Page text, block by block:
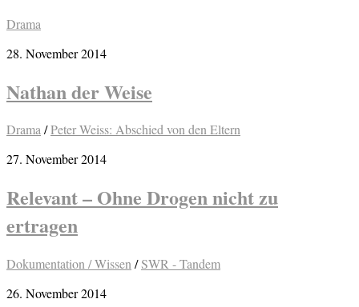
Drama
28. November 2014
Nathan der Weise
Drama/Peter Weiss: Abschied von den Eltern
27. November 2014
Relevant – Ohne Drogen nicht zu
ertragen
Dokumentation / Wissen/SWR - Tandem
26. November 2014